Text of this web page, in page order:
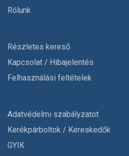
Rólunk
Részletes kereső
Kapcsolat / Hibajelentés
Felhasználási feltételek
Adatvédelmi szabályzatot
Kerékpárboltok / Kereskedők
GYIK